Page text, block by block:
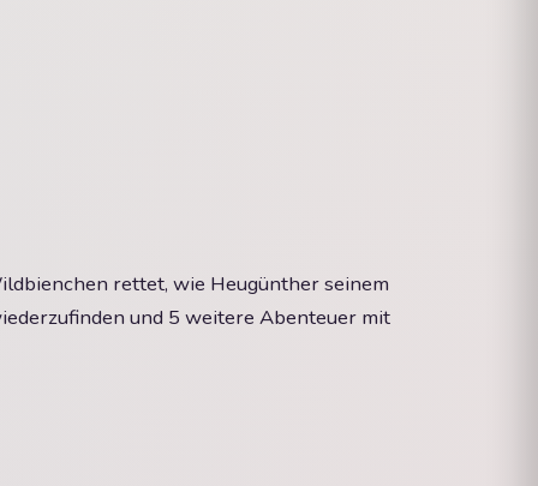
rettet, wie Heugünther seinem
und 5 weitere Abenteuer mit